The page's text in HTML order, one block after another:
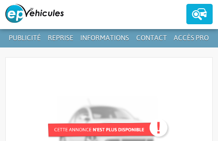
Contactez-nous au
PUBLICITÉ REPRISE INFORMATIONS CONTACT ACCÈS PRO